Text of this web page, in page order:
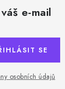
e-mail
osobních údajů
SE